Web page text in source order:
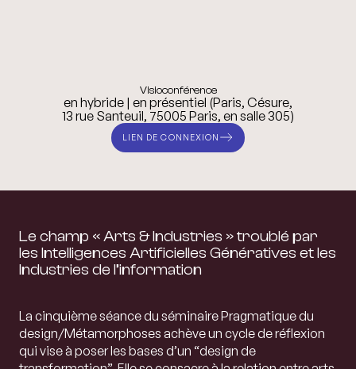
Visioconférence
en hybride | en présentiel (Paris, Césure,
13 rue Santeuil, 75005 Paris, en salle 305)
LIEN DE CONNEXION
Le champ « Arts & Industries » troublé par
les Intelligences Artificielles Génératives et les
Industries de l’information
La cinquième séance du séminaire Pragmatique du
design/Métamorphoses achève un cycle de réflexion
qui vise à poser les bases d’un “design de